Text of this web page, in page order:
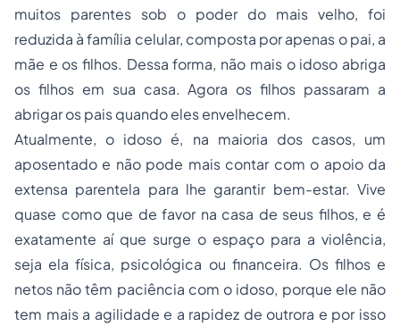
muitos parentes sob o poder do mais velho, foi
reduzida à família celular, composta por apenas o pai, a
mãe e os filhos. Dessa forma, não mais o idoso abriga
os filhos em sua casa. Agora os filhos passaram a
abrigar os pais quando eles envelhecem.
Atualmente, o idoso é, na maioria dos casos, um
aposentado e não pode mais contar com o apoio da
extensa parentela para lhe garantir bem-estar. Vive
quase como que de favor na casa de seus filhos, e é
exatamente aí que surge o espaço para a violência,
seja ela física, psicológica ou financeira. Os filhos e
netos não têm paciência com o idoso, porque ele não
tem mais a agilidade e a rapidez de outrora e por isso